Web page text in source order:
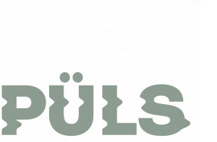
d'un produit très attendu : la
cet article nous n'allons pas tout vous
nouveauté, mais nous allons...